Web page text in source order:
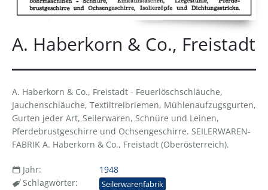
A. Haberkorn & Co., Freistadt
A. Haberkorn & Co., Freistadt - Feuerlöschschläuche,
Jauchenschläuche, Textiltreibriemen, Mühlenaufzugsgurten,
Gurten jeder Art, Seilerwaren, Schnüre und Leinen,
Pferdebrustgeschirre und Ochsengeschirre. SEILERWAREN-
FABRIK A. Haberkorn & Co., Freistadt (Oberösterreich).
Jahr:
1948
Schlagwörter:
Seilerwarenfabrik